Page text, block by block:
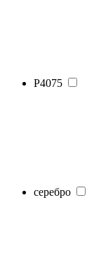
Р4075
серебро